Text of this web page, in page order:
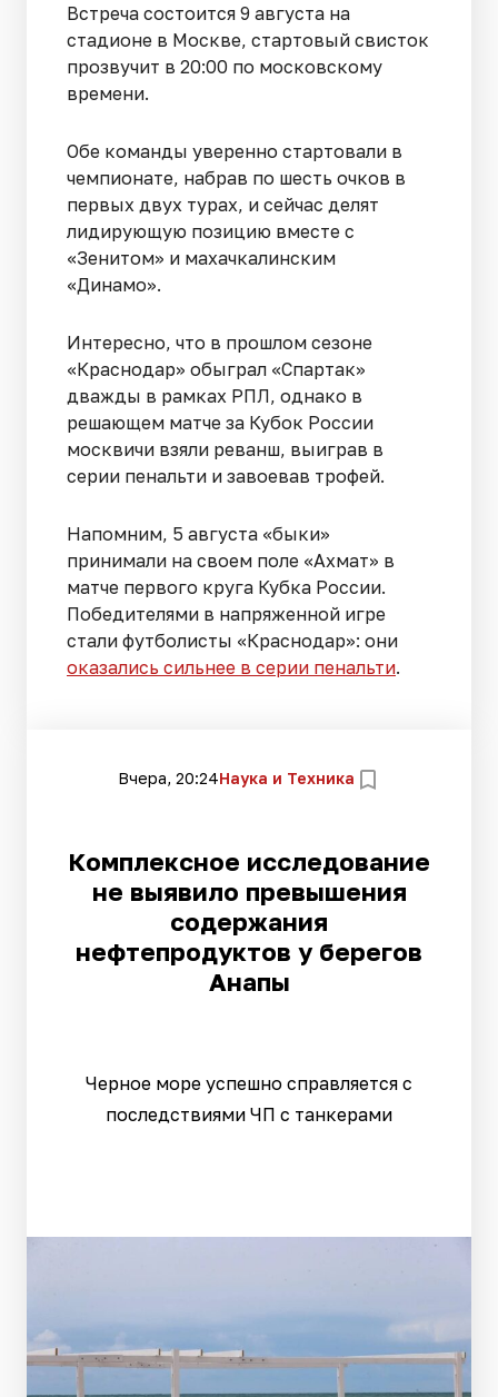
Встреча состоится 9 августа на
стадионе в Москве, стартовый свисток
прозвучит в 20:00 по московскому
времени.
Обе команды уверенно стартовали в
чемпионате, набрав по шесть очков в
первых двух турах, и сейчас делят
лидирующую позицию вместе с
«Зенитом» и махачкалинским
«Динамо».
Интересно, что в прошлом сезоне
«Краснодар» обыграл «Спартак»
дважды в рамках РПЛ, однако в
решающем матче за Кубок России
москвичи взяли реванш, выиграв в
серии пенальти и завоевав трофей.
Напомним, 5 августа «быки»
принимали на своем поле «Ахмат» в
матче первого круга Кубка России.
Победителями в напряженной игре
стали футболисты «Краснодар»: они
оказались сильнее в серии пенальти.
Вчера, 20:24Наука и Техника
Комплексное исследование
не выявило превышения
содержания
нефтепродуктов у берегов
Анапы
Черное море успешно справляется с
последствиями ЧП с танкерами